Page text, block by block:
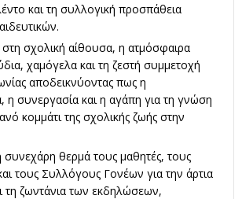
και τη συλλογική προσπάθεια
στη σχολική αίθουσα, η ατμόσφαιρα
χαμόγελα και τη ζεστή συμμετοχή
αποδεικνύοντας πως η
η συνεργασία και η αγάπη για τη γνώση
κομμάτι της σχολικής ζωής στην
θερμά τους μαθητές, τους
τους Συλλόγους Γονέων για την άρτια
τη ζωντάνια των εκδηλώσεων,